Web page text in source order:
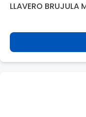
LLAVERO BRUJULA